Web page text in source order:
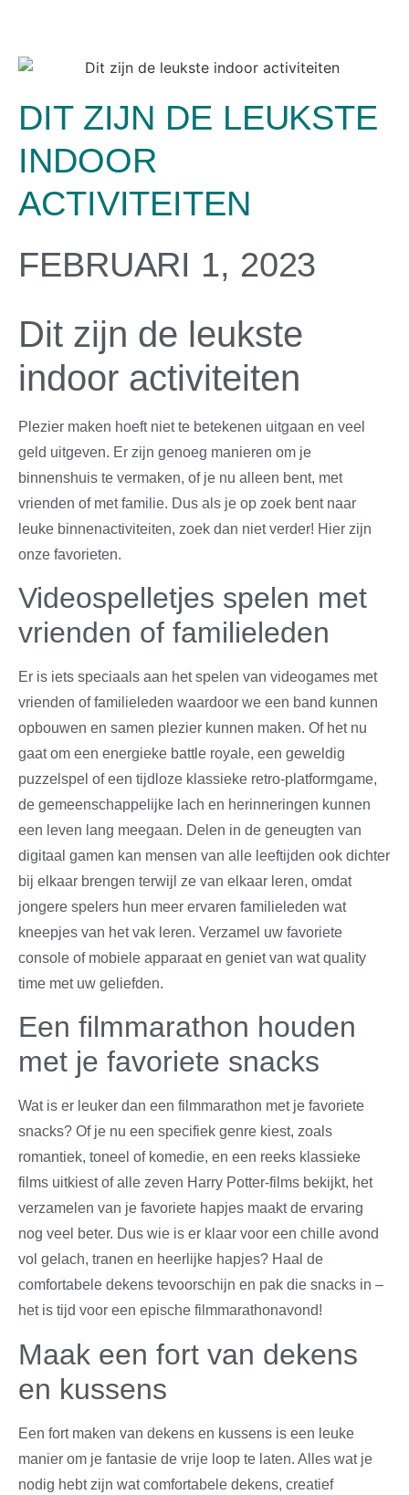
DIT ZIJN DE LEUKSTE
INDOOR
ACTIVITEITEN
FEBRUARI 1, 2023
Dit zijn de leukste
indoor activiteiten
Plezier maken hoeft niet te betekenen uitgaan en veel
geld uitgeven. Er zijn genoeg manieren om je
binnenshuis te vermaken, of je nu alleen bent, met
vrienden of met familie. Dus als je op zoek bent naar
leuke binnenactiviteiten, zoek dan niet verder! Hier zijn
onze favorieten.
Videospelletjes spelen met
vrienden of familieleden
Er is iets speciaals aan het spelen van videogames met
vrienden of familieleden waardoor we een band kunnen
opbouwen en samen plezier kunnen maken. Of het nu
gaat om een energieke battle royale, een geweldig
puzzelspel of een tijdloze klassieke retro-platformgame,
de gemeenschappelijke lach en herinneringen kunnen
een leven lang meegaan. Delen in de geneugten van
digitaal gamen kan mensen van alle leeftijden ook dichter
bij elkaar brengen terwijl ze van elkaar leren, omdat
jongere spelers hun meer ervaren familieleden wat
kneepjes van het vak leren. Verzamel uw favoriete
console of mobiele apparaat en geniet van wat quality
time met uw geliefden.
Een filmmarathon houden
met je favoriete snacks
Wat is er leuker dan een filmmarathon met je favoriete
snacks? Of je nu een specifiek genre kiest, zoals
romantiek, toneel of komedie, en een reeks klassieke
films uitkiest of alle zeven Harry Potter-films bekijkt, het
verzamelen van je favoriete hapjes maakt de ervaring
nog veel beter. Dus wie is er klaar voor een chille avond
vol gelach, tranen en heerlijke hapjes? Haal de
comfortabele dekens tevoorschijn en pak die snacks in –
het is tijd voor een epische filmmarathonavond!
Maak een fort van dekens
en kussens
Een fort maken van dekens en kussens is een leuke
manier om je fantasie de vrije loop te laten. Alles wat je
nodig hebt zijn wat comfortabele dekens, creatief